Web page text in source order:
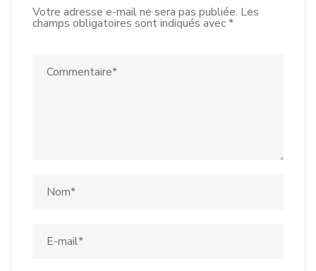
Votre adresse e-mail ne sera pas publiée. Les
champs obligatoires sont indiqués avec*